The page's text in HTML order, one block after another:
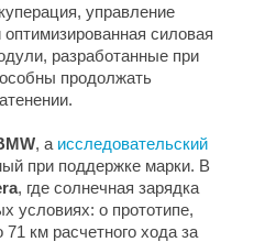
управление
силовая
разработанные при
продолжать
, а исследовательский
при поддержке марки. В
, где солнечная зарядка
условиях: о прототипе,
км расчетного хода за